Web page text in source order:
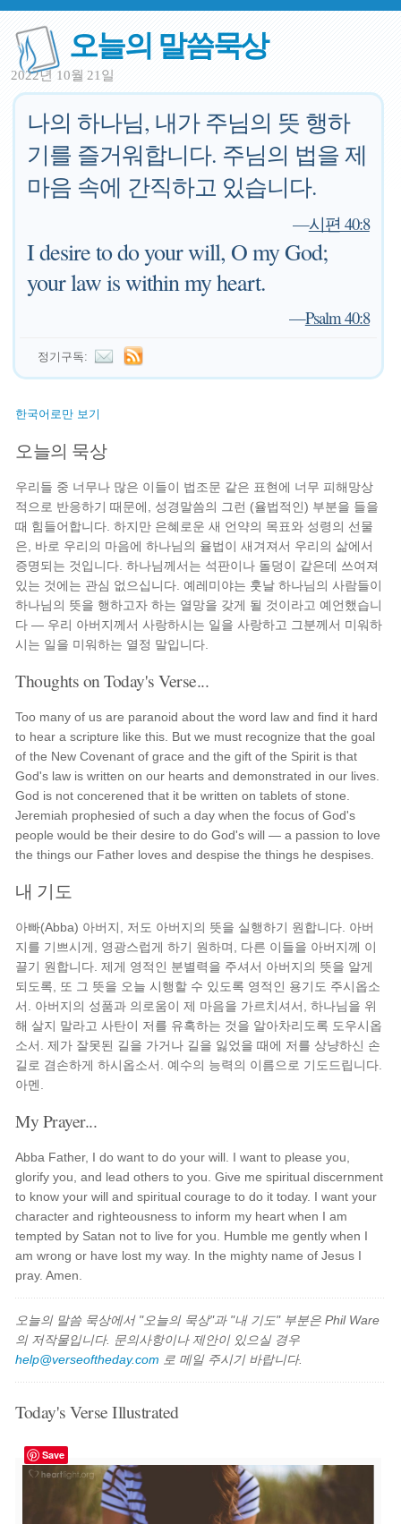
오늘의 말씀묵상
2022년 10월 21일
나의 하나님, 내가 주님의 뜻 행하
기를 즐거워합니다. 주님의 법을 제
마음 속에 간직하고 있습니다.
—시편 40:8
I desire to do your will, O my God;
your law is within my heart.
—Psalm 40:8
정기구독:
한국어로만 보기
오늘의 묵상
우리들 중 너무나 많은 이들이 법조문 같은 표현에 너무 피해망상
적으로 반응하기 때문에, 성경말씀의 그런 (율법적인) 부분을 들을
때 힘들어합니다. 하지만 은혜로운 새 언약의 목표와 성령의 선물
은, 바로 우리의 마음에 하나님의 율법이 새겨져서 우리의 삶에서
증명되는 것입니다. 하나님께서는 석판이나 돌덩이 같은데 쓰여져
있는 것에는 관심 없으십니다. 예레미야는 훗날 하나님의 사람들이
하나님의 뜻을 행하고자 하는 열망을 갖게 될 것이라고 예언했습니
다 — 우리 아버지께서 사랑하시는 일을 사랑하고 그분께서 미워하
시는 일을 미워하는 열정 말입니다.
Thoughts on Today's Verse...
Too many of us are paranoid about the word law and find it hard
to hear a scripture like this. But we must recognize that the goal
of the New Covenant of grace and the gift of the Spirit is that
God's law is written on our hearts and demonstrated in our lives.
God is not concerened that it be written on tablets of stone.
Jeremiah prophesied of such a day when the focus of God's
people would be their desire to do God's will — a passion to love
the things our Father loves and despise the things he despises.
내 기도
아빠(Abba) 아버지, 저도 아버지의 뜻을 실행하기 원합니다. 아버
지를 기쁘시게, 영광스럽게 하기 원하며, 다른 이들을 아버지께 이
끌기 원합니다. 제게 영적인 분별력을 주셔서 아버지의 뜻을 알게
되도록, 또 그 뜻을 오늘 시행할 수 있도록 영적인 용기도 주시옵소
서. 아버지의 성품과 의로움이 제 마음을 가르치셔서, 하나님을 위
해 살지 말라고 사탄이 저를 유혹하는 것을 알아차리도록 도우시옵
소서. 제가 잘못된 길을 가거나 길을 잃었을 때에 저를 상냥하신 손
길로 겸손하게 하시옵소서. 예수의 능력의 이름으로 기도드립니다.
아멘.
My Prayer...
Abba Father, I do want to do your will. I want to please you,
glorify you, and lead others to you. Give me spiritual discernment
to know your will and spiritual courage to do it today. I want your
character and righteousness to inform my heart when I am
tempted by Satan not to live for you. Humble me gently when I
am wrong or have lost my way. In the mighty name of Jesus I
pray. Amen.
오늘의 말씀 묵상에서 "오늘의 묵상"과 "내 기도" 부분은 Phil Ware
의 저작물입니다. 문의사항이나 제안이 있으실 경우
help@verseoftheday.com 로 메일 주시기 바랍니다.
Today's Verse Illustrated
Save